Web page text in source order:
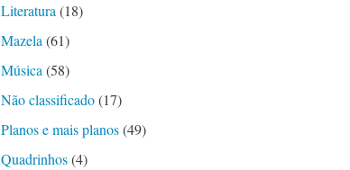
Literatura(18)
Mazela(61)
Música(58)
Não classificado(17)
Planos e mais planos(49)
Quadrinhos(4)